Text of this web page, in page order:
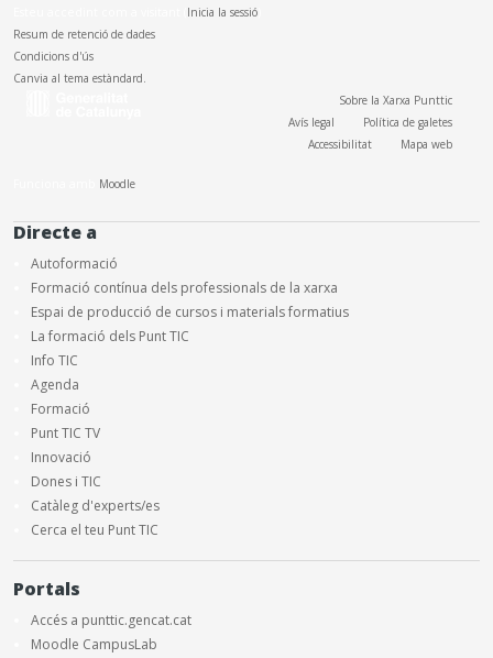
Inicia la sessió
Resum de retenció de dades
Condicions d'ús
Canvia al tema estàndard.
Sobre la Xarxa Punttic
Avís legal
Política de galetes
Accessibilitat
Mapa web
Moodle
Directe a
Autoformació
Formació contínua dels professionals de la xarxa
Espai de producció de cursos i materials formatius
La formació dels Punt TIC
Info TIC
Agenda
Formació
Punt TIC TV
Innovació
Dones i TIC
Catàleg d'experts/es
Cerca el teu Punt TIC
Portals
Accés a punttic.gencat.cat
Moodle CampusLab